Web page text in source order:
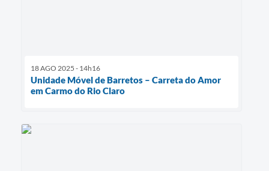
18 AGO 2025 - 14h16
Unidade Móvel de Barretos – Carreta do Amor
em Carmo do Rio Claro